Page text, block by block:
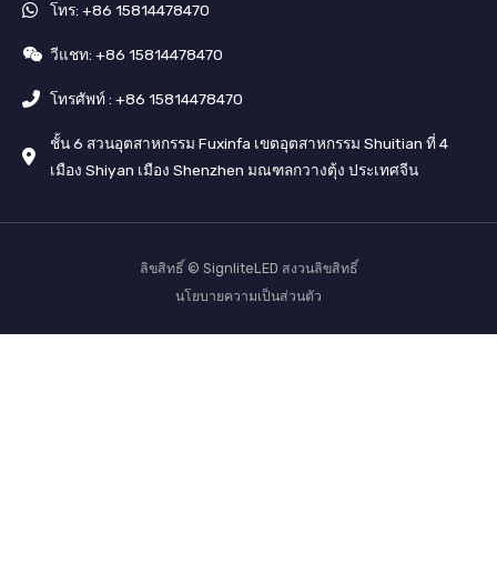
โทร: +86 15814478470
วีแชท: +86 15814478470
โทรศัพท์ : +86 15814478470
ชั้น 6 สวนอุตสาหกรรม Fuxinfa เขตอุตสาหกรรม Shuitian ที่ 4
เมือง Shiyan เมือง Shenzhen มณฑลกวางตุ้ง ประเทศจีน
ลิขสิทธิ์ © SignliteLED สงวนลิขสิทธิ์
นโยบายความเป็นส่วนตัว